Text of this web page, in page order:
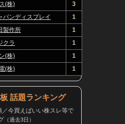
(株)
3
ンディスプレイ
1
作所
1
ラ
1
(株)
1
(株) 1
話題ランキング
今買えばいい株スレ等で
（過去3日）